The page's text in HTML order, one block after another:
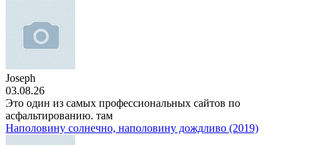
Joseph
03.08.26
Это один из самых профессиональных сайтов по
асфальтированию. там
Наполовину солнечно, наполовину дождливо (2019)